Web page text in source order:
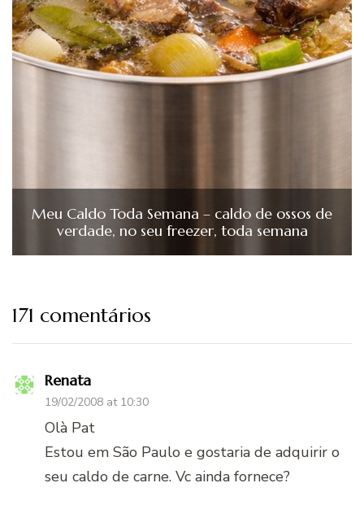
Meu Caldo Toda Semana – caldo de ossos de
verdade, no seu freezer, toda semana
171 comentários
Renata
19/02/2008 at 10:30
Olà Pat
Estou em São Paulo e gostaria de adquirir o
seu caldo de carne. Vc ainda fornece?